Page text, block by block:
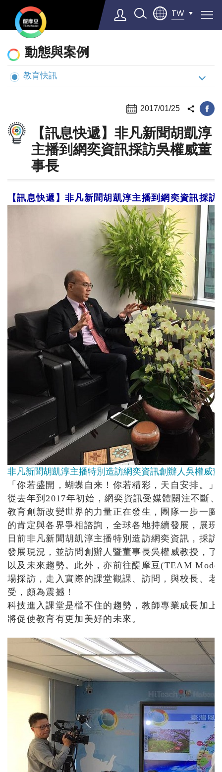
TW
▼
態
與
案
動態與案例
教育快訊
2017/01/25
【訊息快遞】非凡新聞胡凱淳
主播到網奕資訊採訪吳權威董
事長
【訊息快遞】非凡新聞胡凱淳主播到網奕資訊採
非凡新聞胡凱淳主播特別造訪網奕資訊創辦人吳權威
「你若盛開，蝴蝶自来！你若精彩，天自安排。」
從去年到2017年初始，網奕資訊受媒體關注不斷
教育創新改變世界的力量正在發生，團隊一步一
的肯定與各界爭相諮詢，全球各地持續發展，展
日前非凡新聞胡凱淳主播特別造訪網奕資訊，採
發展現況，並訪問創辦人暨董事長吳權威教授，
以及未來趨勢。此外，亦前往醍摩豆(TEAM
場採訪，走入實際的課堂觀課、訪問，與校長、
受，頗為震撼！
科技進入課堂是檔不住的趨勢，教師專業成長加
將促使教育有更加美好的未來。